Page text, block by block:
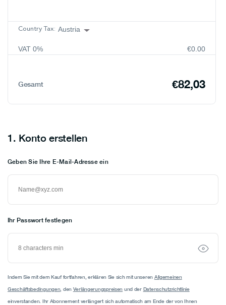
1. Konto erstellen
Geben Sie Ihre E-Mail-Adresse ein
Ihr Passwort festlegen
Indem Sie mit dem Kauf fortfahren, erklären Sie sich mit unseren Allgemeinen
Geschäftsbedingungen , den Verlängerungspreisen und der Datenschutzrichtlinie
einverstanden. Ihr Abonnement verlängert sich automatisch am Ende der von Ihnen
Country Tax: Austria
VAT 0%
€0.00
Czech Republic
Denmark
Estonia
Finland
France
Germany
Hungary
Latvia
Gesamt €82,03